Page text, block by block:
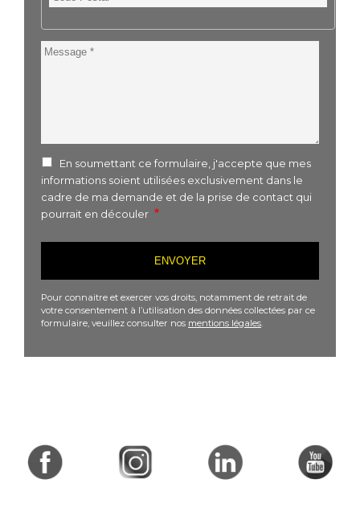
Postal
Message
En soumettant ce formulaire, j'accepte que mes
informations soient utilisées exclusivement dans le
cadre de ma demande et de la prise de contact qui
pourrait en découler
Pour connaitre et exercer vos droits, notamment de retrait de
votre consentement à l’utilisation des données collectées par ce
formulaire, veuillez consulter nos mentions légales